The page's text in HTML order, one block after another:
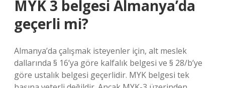
MYK 3 belgesi Almanya’da
geçerli mi?
Almanya’da çalışmak isteyenler için, alt meslek
dallarında § 16’ya göre kalfalık belgesi ve § 28/b’ye
göre ustalık belgesi geçerlidir. MYK belgesi tek